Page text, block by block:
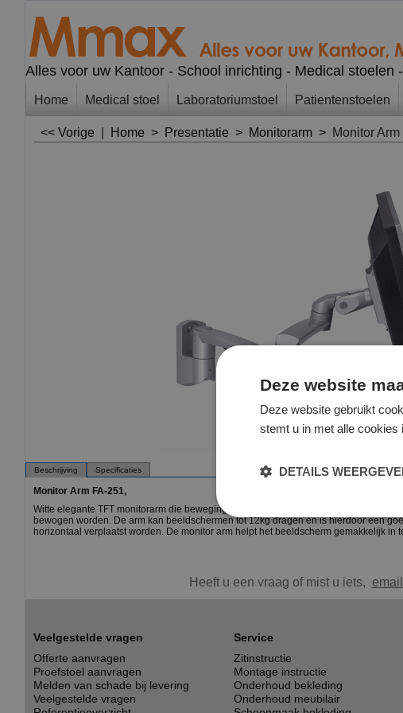
Alles voor uw Kantoor - School inrichting - Medical stoelen
Home Medical stoel Laboratoriumstoel Patientenstoelen
<< Vorige Home > Presentatie > Monitorarm > Monitor
Beschrijving Specificaties
Monitor Arm FA-251,
Witte elegante TFT monitorarm die bewegingsvrijheid combineert met een degelijke
bewogen worden. De arm kan beeldschermen tot 12kg dragen en is hierdoor een
horizontaal verplaatst worden. De monitor arm helpt het beeldscherm gemakkelijk in
Heeft u een vraag of mist u iets, email
Veelgestelde vragen
Offerte aanvragen
Proefstoel aanvragen
Melden van schade bij levering
Veelgestelde vragen
Service
Zitinstructie
Montage instructie
Onderhoud bekleding
Onderhoud meubilair
Deze website
Deze website gebruikt
stemt u in met alle cookies
DETAILS